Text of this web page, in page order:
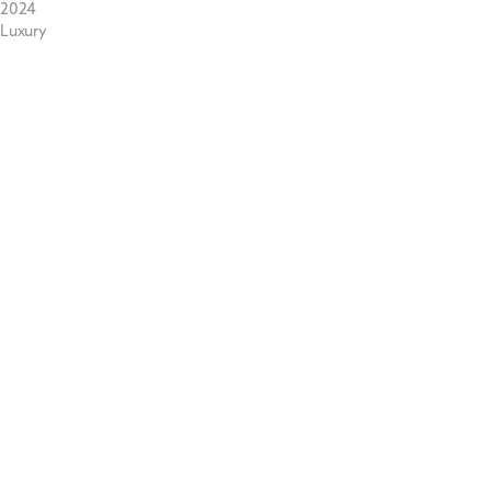
2024
Luxury